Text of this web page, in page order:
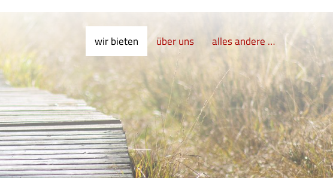
wir bieten über uns alles andere …